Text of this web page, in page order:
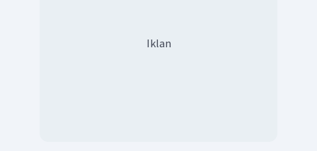
Iklan